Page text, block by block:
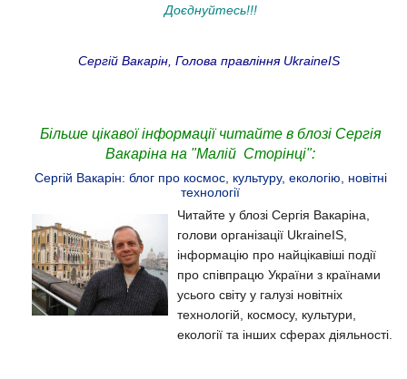
Доєднуйтесь!!!
Сергій Вакарін, Голова правління UkraineIS
Більше цікавої інформації читайте в блозі Сергія
Вакаріна на "Малій Сторінці":
Сергій Вакарін: блог про космос, культуру, екологію, новітні
технології
Читайте у блозі Сергія Вакаріна,
голови організації UkraineIS,
інформацію про найцікавіші події
про співпрацю України з країнами
усього світу у галузі новітніх
технологій, космосу, культури,
екології та інших сферах діяльності.